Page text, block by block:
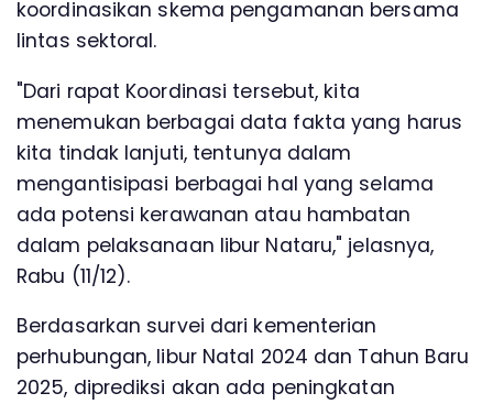
koordinasikan skema pengamanan bersama
lintas sektoral.
"Dari rapat Koordinasi tersebut, kita
menemukan berbagai data fakta yang harus
kita tindak lanjuti, tentunya dalam
mengantisipasi berbagai hal yang selama
ada potensi kerawanan atau hambatan
dalam pelaksanaan libur Nataru," jelasnya,
Rabu (11/12).
Berdasarkan survei dari kementerian
perhubungan, libur Natal 2024 dan Tahun Baru
2025, diprediksi akan ada peningkatan